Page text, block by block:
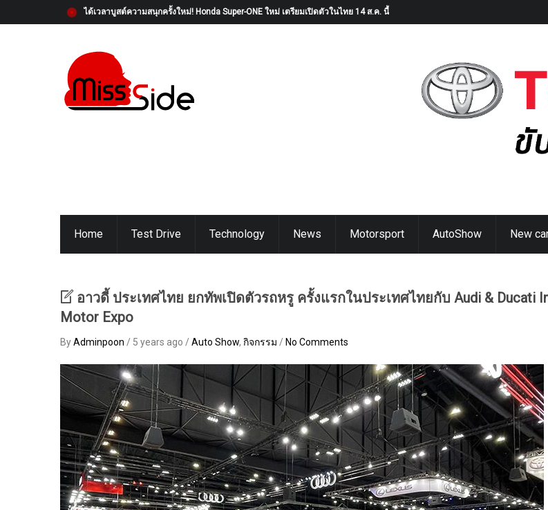
ได้เวลาบูสต์ความสนุกครั้งใหม่! Honda Super-ONE ใหม่ เตรียมเปิดตัวในไทย 14 ส.ค. นี้
Home Test Drive Technology News Motorsport AutoShow New
อาวดี้ ประเทศไทย ยกทัพเปิดตัวรถหรู ครั้งแรกในประเทศไทยกับ Audi & Ducati
Motor Expo
ByAdminpoon / 5 years ago /Auto Show, กิจกรรม / No Comments